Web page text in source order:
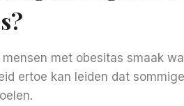
met obesitas smaak
ertoe kan leiden dat